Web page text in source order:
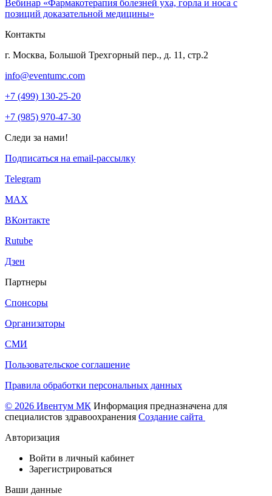
Вебинар «Фармакотерапия болезней уха, горла и носа с
позиций доказательной медицины»
Контакты
г. Москва, Большой Трехгорный пер., д. 11, стр.2
info@eventumc.com
+7 (499) 130-25-20
+7 (985) 970-47-30
Следи за нами!
Подписаться на email-рассылку
Telegram
МАХ
ВКонтакте
Rutube
Дзен
Партнеры
Спонсоры
Организаторы
СМИ
Пользовательское соглашение
Правила обработки персональных данных
© 2026 Ивентум МК Информация предназначена для
специалистов здравоохранения Создание сайта
Авторизация
Войти в личный кабинет
Зарегистрироваться
Ваши данные